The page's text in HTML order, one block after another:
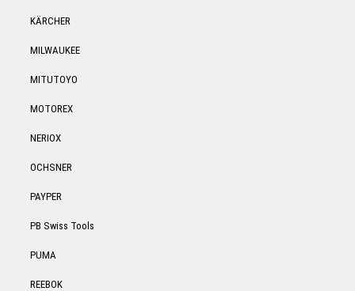
KÄRCHER
MILWAUKEE
MITUTOYO
MOTOREX
NERIOX
OCHSNER
PAYPER
PB Swiss Tools
PUMA
REEBOK